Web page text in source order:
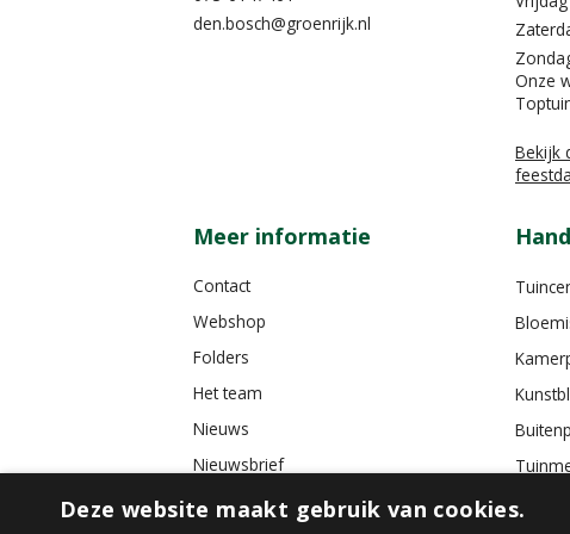
den.bosch@groenrijk.nl
Onze
Bekijk
Meer informatie
Contact
Webshop
Folders
Het team
Nieuws
Nieuwsbrief
Deze website maakt gebruik van cookies.